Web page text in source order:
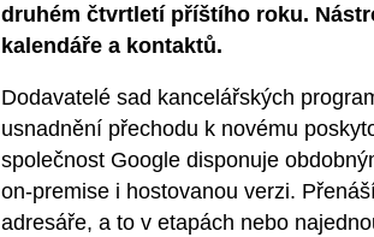
druhém čtvrtletí příštího roku.
kalendáře a kontaktů.
Dodavatelé sad kancelářských
usnadnění přechodu k novému
společnost Google disponuje
on-premise i hostovanou verzi.
adresáře, a to v etapách nebo